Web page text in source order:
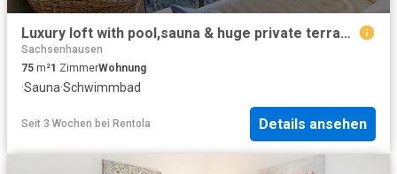
Luxury loft with pool,sauna & huge private terrace, Frankfurt Amsterdam Apartments for Rent
Sachsenhausen
75 m²1 ZimmerWohnung
·Sauna·Schwimmbad
Seit 3 Wochen bei Rentola Details ansehen